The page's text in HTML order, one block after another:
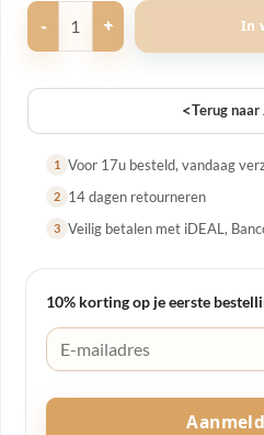
Glitter Overslag Jurk Zwart aantal
In
<Terug
1 Voor 17u besteld, vandaag
2 14 dagen retourneren
3 Veilig betalen met iDEAL,
10% korting op je eerste